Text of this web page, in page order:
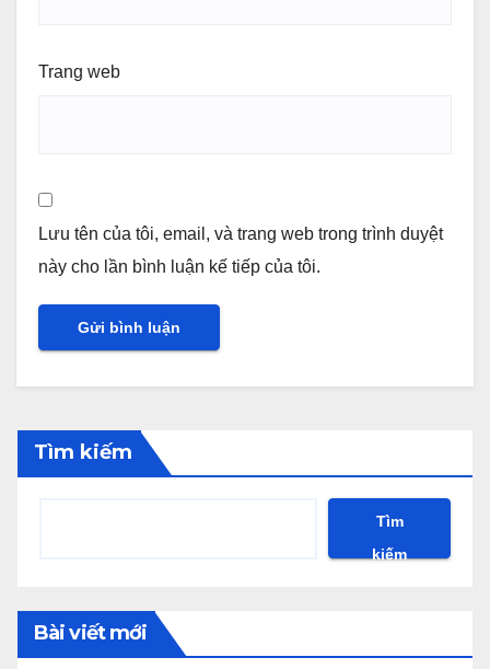
Trang web
Lưu tên của tôi, email, và trang web trong trình duyệt
này cho lần bình luận kế tiếp của tôi.
Tìm kiếm
Tìm
kiếm
Bài viết mới